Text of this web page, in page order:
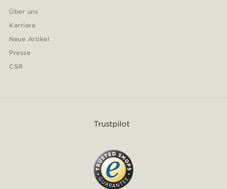
Über uns
Karriere
Neue Artikel
Presse
CSR
Trustpilot